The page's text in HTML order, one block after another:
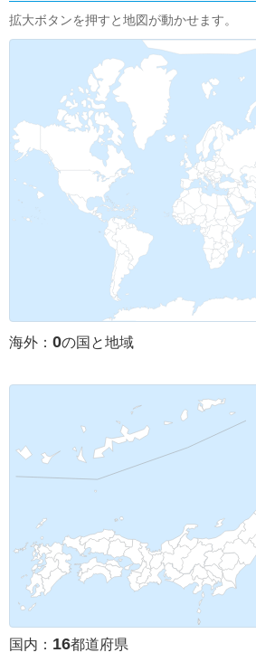
拡大ボタンを押すと地図が動かせます。
海外： 0の国と地域
国内： 16都道府県